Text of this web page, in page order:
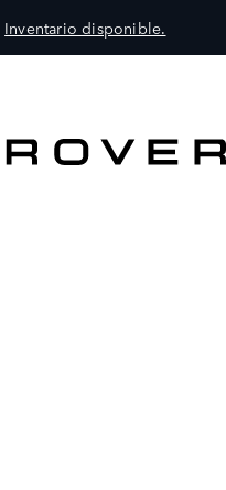
Inventario disponible.